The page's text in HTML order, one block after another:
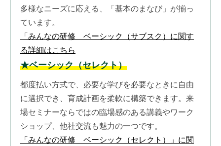
多様なニーズに応える、「基本のまなび」が揃っ
ています。
「みんなの研修 ベーシック（サブスク）に関す
る詳細はこちら
★ベーシック（セレクト）
都度払い方式で、必要な学びを必要なときに自由
に選択でき、育成計画を柔軟に構築できます。来
場セミナーならではの臨場感のある講義やワーク
ショップ、他社交流も魅力の一つです。
「みんなの研修 ベーシック（セレクト）」に関